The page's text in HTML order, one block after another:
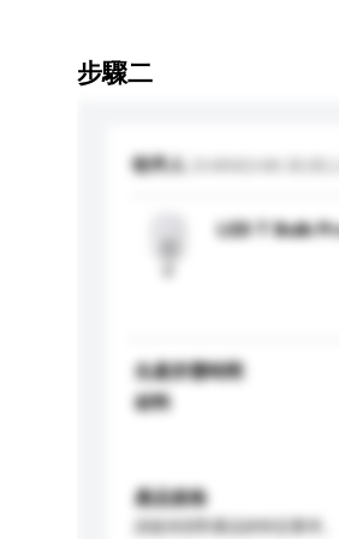
步驟二
收件人
LED T Bulb
生產所需時間
材料
產品規格